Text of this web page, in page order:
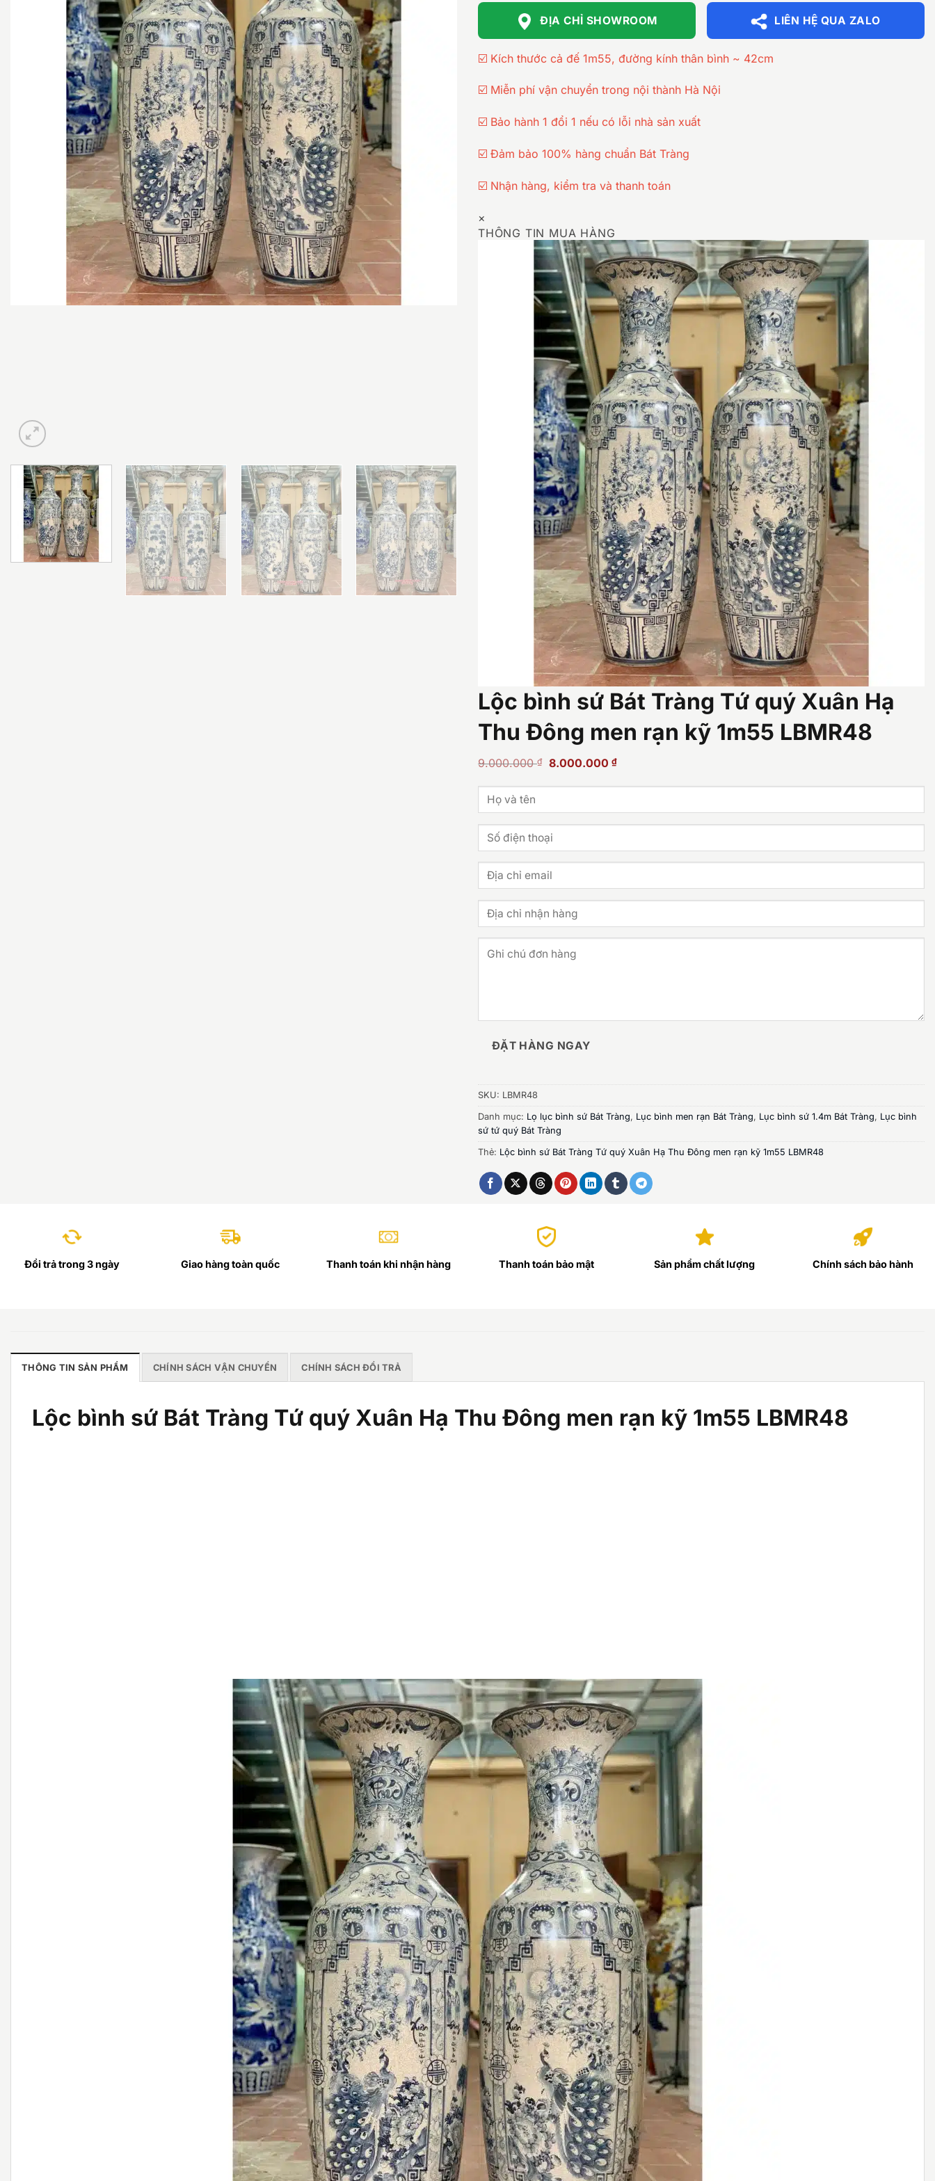
ĐỊA CHỈ SHOWROOM LIÊN HỆ QUA ZALO
☑️ Kích thước cả đế 1m55, đường kính thân bình ~ 42cm
☑️ Miễn phí vận chuyển trong nội thành Hà Nội
☑️ Bảo hành 1 đổi 1 nếu có lỗi nhà sản xuất
☑️ Đảm bảo 100% hàng chuẩn Bát Tràng
☑️ Nhận hàng, kiểm tra và thanh toán
×
THÔNG TIN MUA HÀNG
Lộc bình sứ Bát Tràng Tứ quý Xuân Hạ
Thu Đông men rạn kỹ 1m55 LBMR48
9.000.000₫
Giá
9.000.000 ₫.
8.000.000 ₫Giá
là:
ĐẶT HÀNG NGAY
SKU: LBMR48
Danh mục: Lọ lục bình sứ Bát Tràng, Lục bình men rạn Bát Tràng, Lục bình sứ 1.4m Bát Tràng, Lục bình
sứ tứ quý Bát Tràng
Thẻ: Lộc bình sứ Bát Tràng Tứ quý Xuân Hạ Thu Đông men rạn kỹ 1m55 LBMR48
Đổi trả trong 3 ngày Giao hàng toàn quốc Thanh toán khi nhận hàng Thanh toán bảo mật Sản phẩm chất lượng Chính sách bảo hành
THÔNG TIN SẢN PHẨM CHÍNH SÁCH VẬN CHUYỂN CHÍNH SÁCH ĐỔI TRẢ
Lộc bình sứ Bát Tràng Tứ quý Xuân Hạ Thu Đông men rạn kỹ 1m55 LBMR48